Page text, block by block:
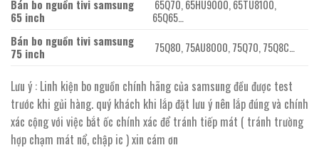
Bán bo nguồn tivi samsung
65 inch
65Q70, 65HU9000, 65TU8100,
65Q65…
Bán bo nguồn tivi samsung
75 inch
75Q80, 75AU8000, 75Q70, 75Q8C…
Lưu ý : Linh kiện bo nguồn chính hãng của samsung đều được test
trước khi gủi hàng. quý khách khi lắp đặt lưu ý nên lắp đúng và chính
xác cộng với việc bắt ốc chính xác để tránh tiếp mát ( tránh trường
hợp chạm mát nổ, chập ic ) xin cám ơn